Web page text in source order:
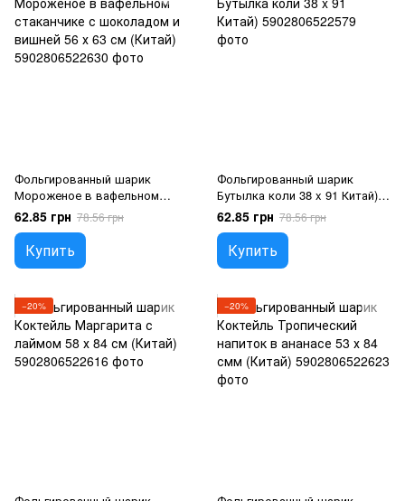
Фольгированный шарик
Мороженое в вафельном
стаканчике с шоколадом и
вишней 56 х 63 см (Китай), 1
шт., Гелий или воздух, Еда
62.85 грн 78.56 грн
Купить
Фольгированный шарик
Бутылка коли 38 x 91 Китай),
1 шт., Гелий или воздух, Напої
62.85 грн 78.56 грн
Купить
−20% −20%